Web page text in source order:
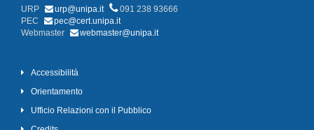
URP
urp@unipa.it
091 238 93666
PEC
pec@cert.unipa.it
Webmaster
webmaster@unipa.it
Accessibilità
Orientamento
Ufficio Relazioni con il Pubblico